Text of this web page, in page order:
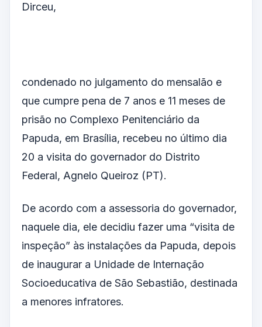
Dirceu,
condenado no julgamento do mensalão e
que cumpre pena de 7 anos e 11 meses de
prisão no Complexo Penitenciário da
Papuda, em Brasília, recebeu no último dia
20 a visita do governador do Distrito
Federal, Agnelo Queiroz (PT).
De acordo com a assessoria do governador,
naquele dia, ele decidiu fazer uma “visita de
inspeção” às instalações da Papuda, depois
de inaugurar a Unidade de Internação
Socioeducativa de São Sebastião, destinada
a menores infratores.